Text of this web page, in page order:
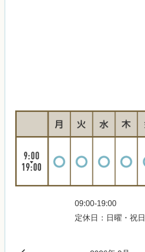
09:00-19:00
定休日：日曜・祝日